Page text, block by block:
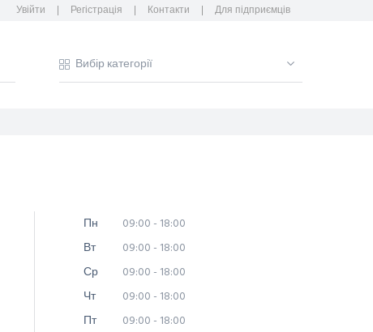
Увійти Регістрація Контакти Для підприємців
Пн
09:00 - 18:00
Вт
09:00 - 18:00
Ср
09:00 - 18:00
Чт
09:00 - 18:00
Пт
09:00 - 18:00